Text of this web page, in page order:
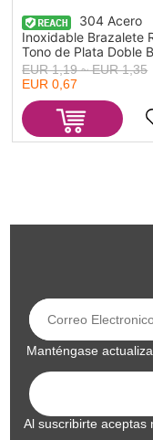
304 Acero
Inoxidable Brazalete
Tono de Plata Doble
Expandible 20cm
1 Unidad
EUR 1,19 ~ EUR 1,35
EUR 0,67
Manténgase
Al suscribirte aceptas